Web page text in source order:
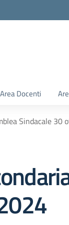
Area Docenti
Sindacale 30